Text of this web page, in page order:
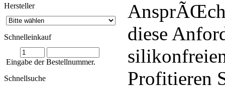
Hersteller
Schnelleinkauf
Eingabe der Bestellnummer.
Schnellsuche
diese
Profitieren